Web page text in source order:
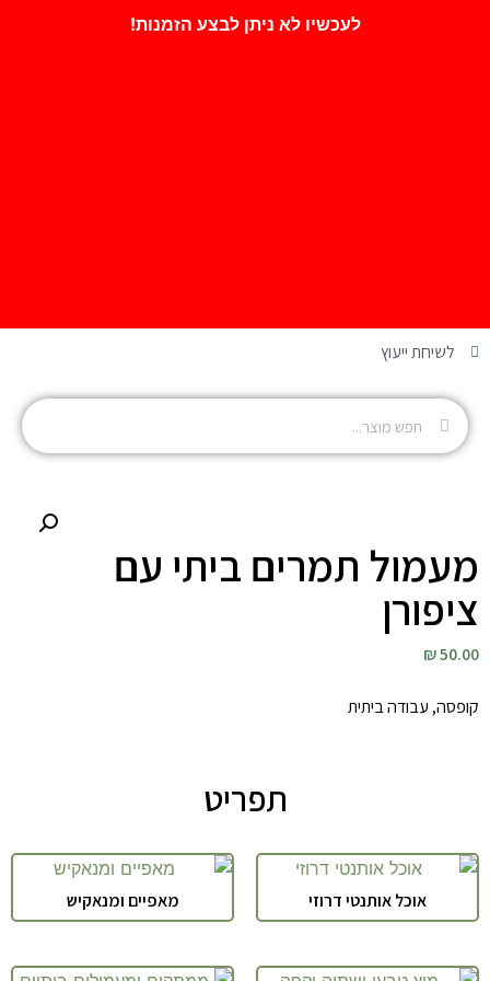
לעכשיו לא ניתן לבצע הזמנות!
לשיחת ייעוץ
מעמול תמרים ביתי עם
ציפורן
50.00 ₪
קופסה, עבודה ביתית
תפריט
אוכל אותנטי דרוזי מאפיים ומנאקיש